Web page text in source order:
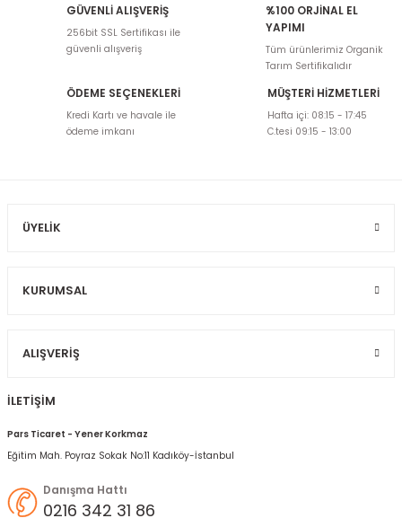
Bu ürünün fiyat bilgisi, resim, ürün açıklamalarında ve diğer
konularda yetersiz gördüğünüz noktaları öneri formunu kullanarak
tarafımıza iletebilirsiniz.
Görüş ve önerileriniz için teşekkür ederiz.
Ürün resmi kalitesiz, bozuk veya görüntülenemiyor.
Ürün açıklamasında eksik bilgiler bulunuyor.
GÜVENLİ ALIŞVERİŞ
256bit SSL Sertifikası ile
güvenli alışveriş
%100 ORJİNAL EL
YAPIMI
Tüm ürünlerimiz Organik
Tarım Sertifikalıdır
ÖDEME SEÇENEKLERİ
Kredi Kartı ve havale ile
ödeme imkanı
MÜŞTERİ HİZMETLERİ
Hafta içi: 08:15 - 17:45
C.tesi 09:15 - 13:00
ÜYELIK
KURUMSAL
ALIŞVERIŞ
İLETİŞİM
Pars Ticaret - Yener Korkmaz
Eğitim Mah. Poyraz Sokak No:11 Kadıköy-İstanbul
Danışma Hattı
0216 342 31 86